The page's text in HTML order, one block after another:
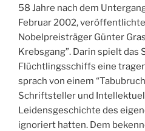
58 Jahre nach dem
Februar 2002,
Nobelpreisträger Günter
Krebsgang”. Darin spielt das
Flüchtlingsschiffs eine
sprach von einem
Schriftsteller und
Leidensgeschichte des
ignoriert hatten. Dem